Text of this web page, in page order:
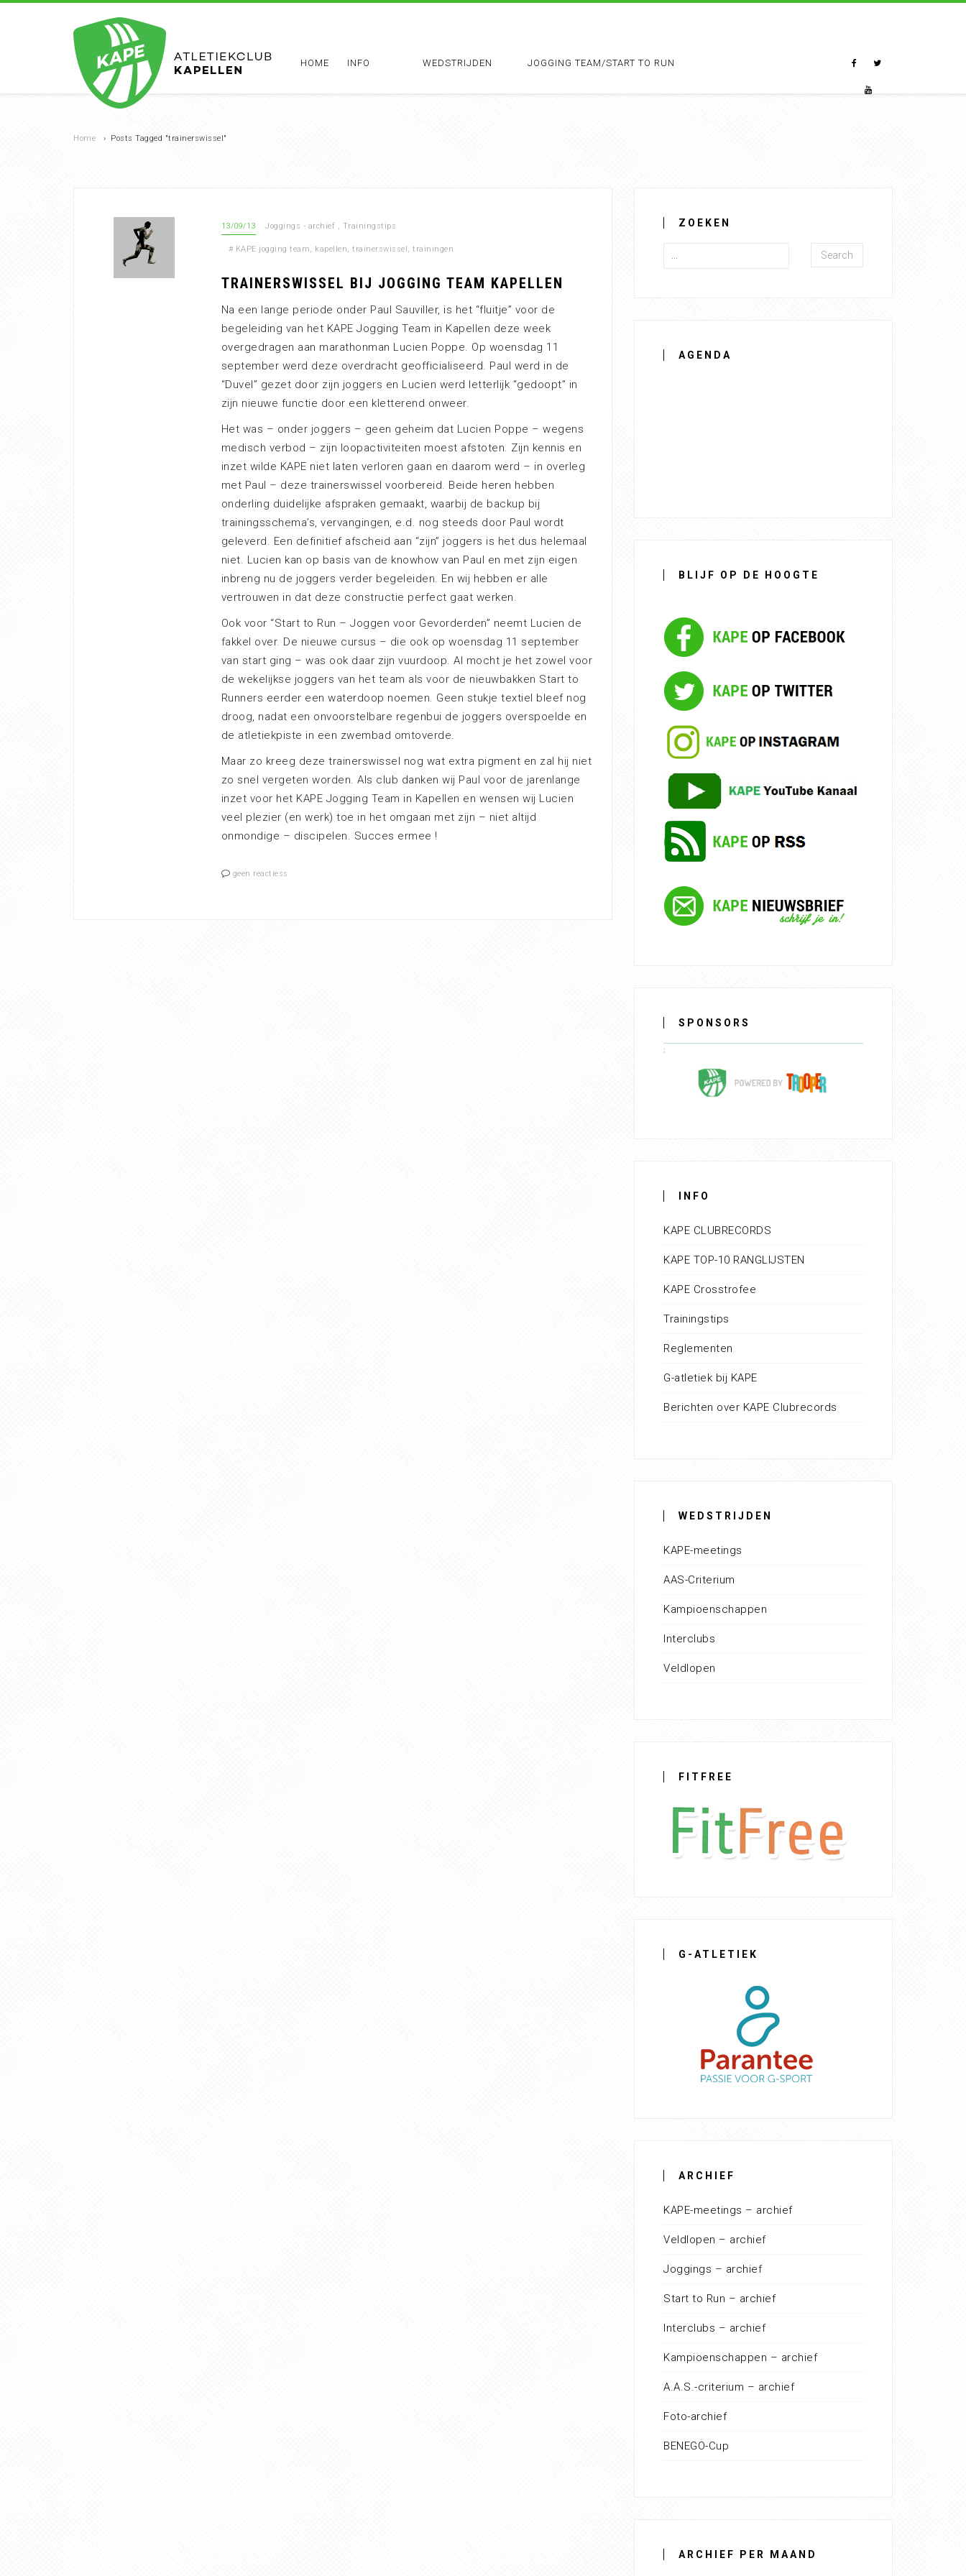
HOME INFO WEDSTRIJDEN JOGGING TEAM/START TO RUN
Home › Posts Tagged "trainerswissel"
13/09/13 Joggings - archief , Trainingstips
# KAPE jogging team, kapellen, trainerswissel, trainingen
TRAINERSWISSEL BIJ JOGGING TEAM KAPELLEN
Na een lange periode onder Paul Sauviller, is het “fluitje” voor de
begeleiding van het KAPE Jogging Team in Kapellen deze week
overgedragen aan marathonman Lucien Poppe. Op woensdag 11
september werd deze overdracht geofficialiseerd. Paul werd in de
“Duvel” gezet door zijn joggers en Lucien werd letterlijk “gedoopt” in
zijn nieuwe functie door een kletterend onweer.
Het was – onder joggers – geen geheim dat Lucien Poppe – wegens
medisch verbod – zijn loopactiviteiten moest afstoten. Zijn kennis en
inzet wilde KAPE niet laten verloren gaan en daarom werd – in overleg
met Paul – deze trainerswissel voorbereid. Beide heren hebben
onderling duidelijke afspraken gemaakt, waarbij de backup bij
trainingsschema’s, vervangingen, e.d. nog steeds door Paul wordt
geleverd. Een definitief afscheid aan “zijn” joggers is het dus helemaal
niet. Lucien kan op basis van de knowhow van Paul en met zijn eigen
inbreng nu de joggers verder begeleiden. En wij hebben er alle
vertrouwen in dat deze constructie perfect gaat werken.
Ook voor “Start to Run – Joggen voor Gevorderden” neemt Lucien de
fakkel over. De nieuwe cursus – die ook op woensdag 11 september
van start ging – was ook daar zijn vuurdoop. Al mocht je het zowel voor
de wekelijkse joggers van het team als voor de nieuwbakken Start to
Runners eerder een waterdoop noemen. Geen stukje textiel bleef nog
droog, nadat een onvoorstelbare regenbui de joggers overspoelde en
de atletiekpiste in een zwembad omtoverde.
Maar zo kreeg deze trainerswissel nog wat extra pigment en zal hij niet
zo snel vergeten worden. Als club danken wij Paul voor de jarenlange
inzet voor het KAPE Jogging Team in Kapellen en wensen wij Lucien
veel plezier (en werk) toe in het omgaan met zijn – niet altijd
onmondige – discipelen. Succes ermee !
geen reactiess
ZOEKEN
Search
AGENDA
BLIJF OP DE HOOGTE
SPONSORS
INFO
KAPE CLUBRECORDS
KAPE TOP-10 RANGLIJSTEN
KAPE Crosstrofee
Trainingstips
Reglementen
G-atletiek bij KAPE
Berichten over KAPE Clubrecords
WEDSTRIJDEN
KAPE-meetings
AAS-Criterium
Kampioenschappen
Interclubs
Veldlopen
FITFREE
G-ATLETIEK
ARCHIEF
KAPE-meetings – archief
Veldlopen – archief
Joggings – archief
Start to Run – archief
Interclubs – archief
Kampioenschappen – archief
A.A.S.-criterium – archief
Foto-archief
BENEGO-Cup
ARCHIEF PER MAAND